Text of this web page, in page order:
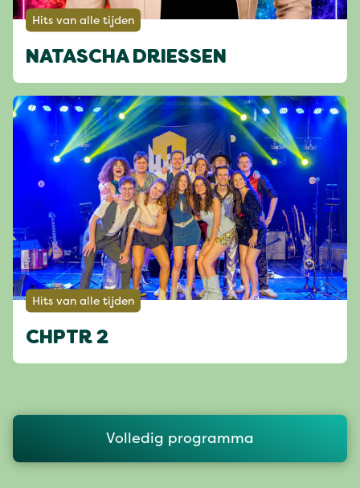
Hits van alle tijden
NATASCHA DRIESSEN
Hits van alle tijden
CHPTR 2
Volledig programma